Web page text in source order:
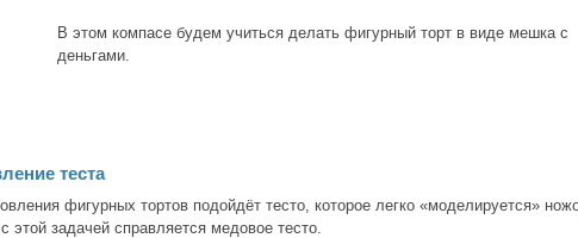
В этом компасе будем учиться делать фигурный торт в виде мешка с
деньгами.
теста
фигурных тортов подойдёт тесто, которое легко «моделируется»
этой задачей справляется медовое тесто.